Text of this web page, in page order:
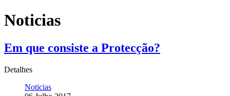
Noticias
Em que consiste a Protecção?
Detalhes
Noticias